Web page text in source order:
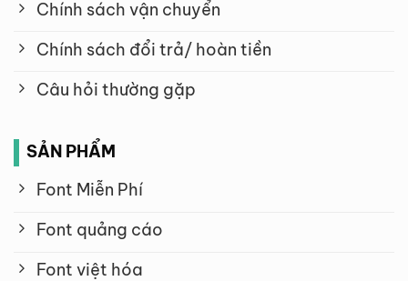
Chính sách vận chuyển
Chính sách đổi trả/ hoàn tiền
Câu hỏi thường gặp
SẢN PHẨM
Font Miễn Phí
Font quảng cáo
Font việt hóa